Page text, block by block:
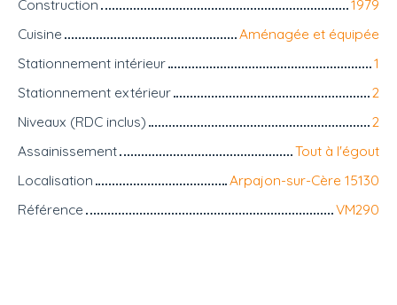
Construction
1979
Cuisine
Aménagée et équipée
Stationnement intérieur
1
Stationnement extérieur
2
Niveaux (RDC inclus)
2
Assainissement
Tout à l'égout
Localisation
Arpajon-sur-Cère 15130
Référence
VM290